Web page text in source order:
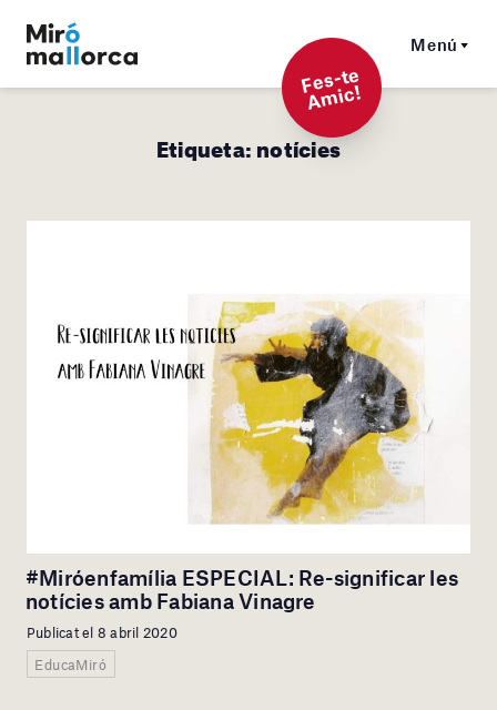
Menú
F
es-t
e
A
mi
c!
Etiqueta:notícies
#Miróenfamília ESPECIAL: Re-significar les
notícies amb Fabiana Vinagre
Publicat el 8 abril 2020
EducaMiró